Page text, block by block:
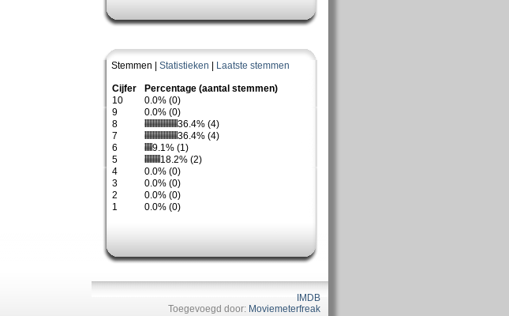
Stemmen | Statistieken Laatste stemmen
Cijfer
Percentage (aantal stemmen)
10
0.0% (0)
9
0.0% (0)
8
36.4% (4)
7
36.4% (4)
6
9.1% (1)
5
18.2% (2)
4
0.0% (0)
3
0.0% (0)
2
0.0% (0)
1
0.0% (0)
IMDB
Toegevoegd door: Moviemeterfreak